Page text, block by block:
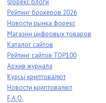
Форекс блоги
Рейтинг брокеров 2026
Новости рынка форекс
Магазин цифровых товаров
Каталог сайтов
Рейтинг сайтов TOP100
Архив журнала
Курсы криптовалют
Новости криптовалют
F.A.Q.